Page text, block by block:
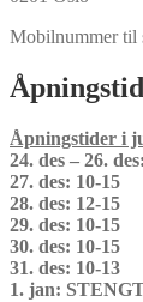
Mobilnummer til
Åpningstider i
24. des – 26.
27. des: 10-15
28. des: 12-15
29. des: 10-15
30. des: 10-15
31. des: 10-13
1. jan: